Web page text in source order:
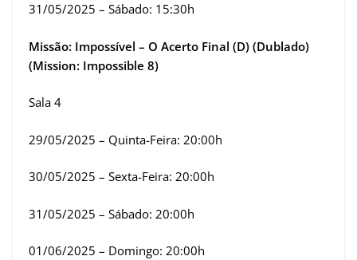
31/05/2025 – Sábado: 15:30h
Missão: Impossível – O Acerto Final (D) (Dublado)
(Mission: Impossible 8)
Sala 4
29/05/2025 – Quinta-Feira: 20:00h
30/05/2025 – Sexta-Feira: 20:00h
31/05/2025 – Sábado: 20:00h
01/06/2025 – Domingo: 20:00h